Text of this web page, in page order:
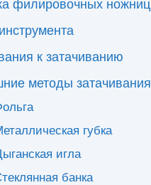
филировочных ножниц
к затачиванию
методы затачивания
губка
игла
банка